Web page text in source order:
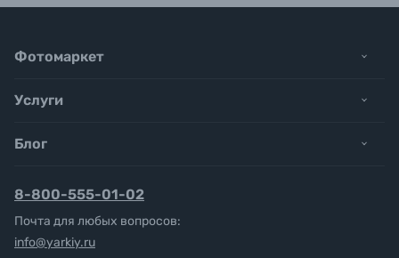
Фотомаркет
Услуги
Блог
8-800-555-01-02
Почта для любых вопросов:
info@yarkiy.ru